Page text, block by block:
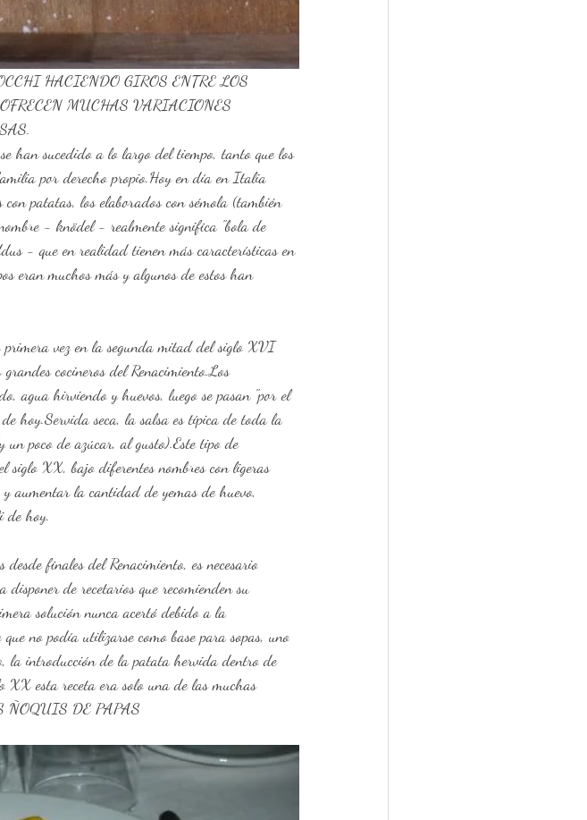
HACIENDO GIROS ENTRE LOS
MUCHAS VARIACIONES
han sucedido a lo largo del tiempo, tanto que los
por derecho propio.Hoy en día en Italia
con patatas, los elaborados con sémola (también
- knödel - realmente significa "bola de
- que en realidad tienen más características en
eran muchos más y algunos de estos han
primera vez en la segunda mitad del siglo XVI
cocineros del Renacimiento.Los
agua hirviendo y huevos, luego se pasan "por el
hoy.Servida seca, la salsa es típica de toda la
un poco de azúcar, al gusto).Este tipo de
siglo XX, bajo diferentes nombres con ligeras
aumentar la cantidad de yemas de huevo,
de hoy.
finales del Renacimiento, es necesario
de recetarios que recomienden su
solución nunca acertó debido a la
no podía utilizarse como base para sopas, uno
la introducción de la patata hervida dentro de
XX esta receta era solo una de las muchas
ÑOQUIS DE PAPAS